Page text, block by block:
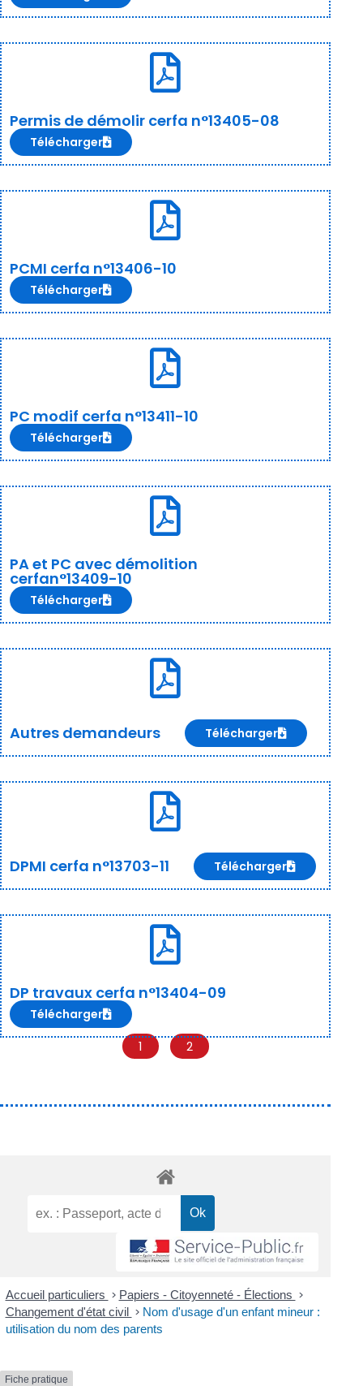
Permis de démolir cerfa n°13405-08
Télécharger
PCMI cerfa n°13406-10
Télécharger
PC modif cerfa n°13411-10
Télécharger
PA et PC avec démolition
cerfan°13409-10
Télécharger
Autres demandeurs Télécharger
DPMI cerfa n°13703-11 Télécharger
DP travaux cerfa n°13404-09
Télécharger
1 2
Accueil particuliers > Papiers - Citoyenneté - Élections >
Changement d'état civil > Nom d'usage d'un enfant mineur :
utilisation du nom des parents
Fiche pratique